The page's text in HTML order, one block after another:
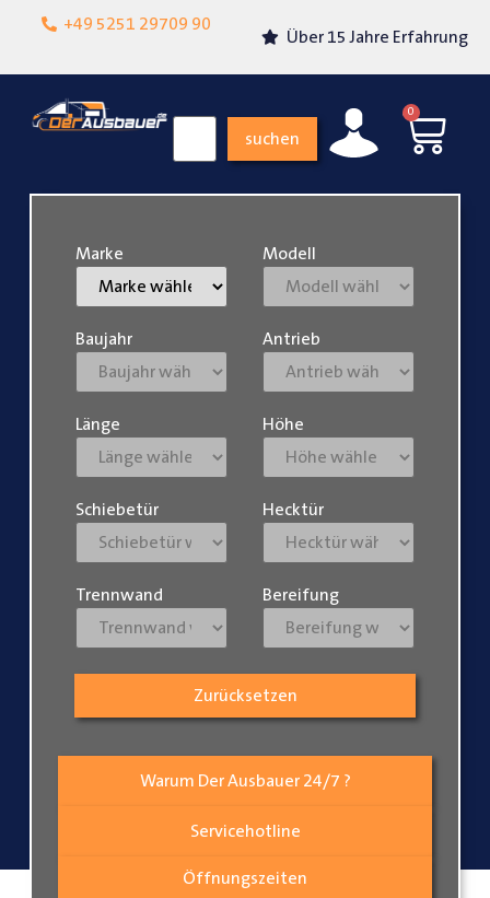
+49 5251 29709 90
Lokalgeschäft in
Über 15 Jahre Erfahrung
suchen
0
Warum Der Ausbauer 24/7 ?
Servicehotline
Öffnungszeiten
Marke Modell
Baujahr Antrieb
Länge Höhe
Schiebetür Hecktür
Trennwand Bereifung
Zurücksetzen